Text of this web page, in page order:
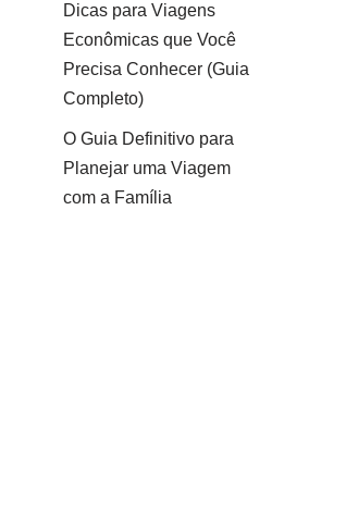
Dicas para Viagens
Econômicas que Você
Precisa Conhecer (Guia
Completo)
O Guia Definitivo para
Planejar uma Viagem
com a Família